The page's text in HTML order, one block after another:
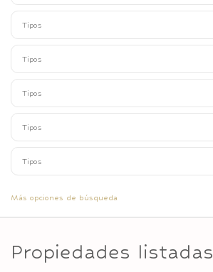
Tipos
Tipos
Tipos
Tipos
Tipos
Más opciones de búsqueda
Propiedades listadas